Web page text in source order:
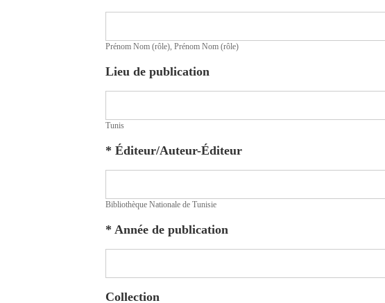
Prénom Nom (rôle), Prénom Nom (rôle)
Lieu de publication
Tunis
* Éditeur/Auteur-Éditeur
Bibliothèque Nationale de Tunisie
* Année de publication
Collection